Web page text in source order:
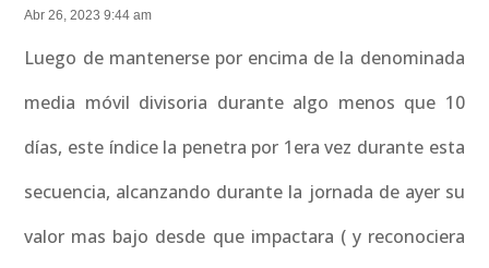
Abr 26, 2023 9:44 am
Luego de mantenerse por encima de la denominada
media móvil divisoria durante algo menos que 10
días, este índice la penetra por 1era vez durante esta
secuencia, alcanzando durante la jornada de ayer su
valor mas bajo desde que impactara ( y reconociera